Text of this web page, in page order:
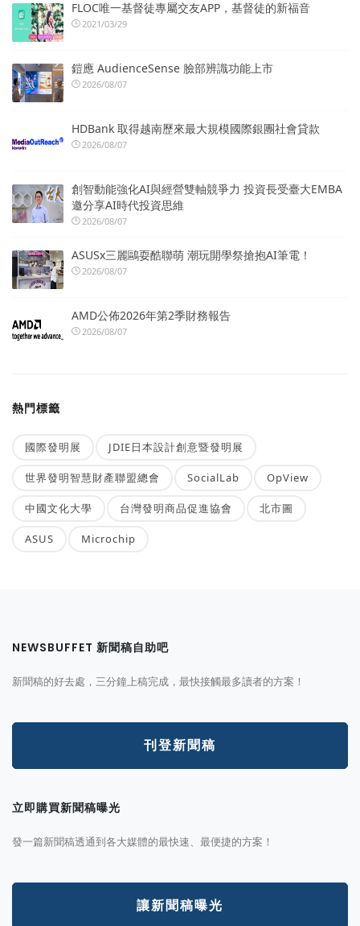
FLOC唯一基督徒專屬交友APP，基督徒的新福音
2021/03/29
鎧應 AudienceSense 臉部辨識功能上市
2026/08/07
HDBank 取得越南歷來最大規模國際銀團社會貸款
2026/08/07
創智動能強化AI與經營雙軸競爭力 投資長受臺大EMBA
邀分享AI時代投資思維
2026/08/07
ASUSx三麗鷗耍酷聯萌 潮玩開學祭搶抱AI筆電！
2026/08/07
AMD公佈2026年第2季財務報告
2026/08/07
熱門標籤
國際發明展 JDIE日本設計創意暨發明展
世界發明智慧財產聯盟總會 SocialLab OpView
中國文化大學 台灣發明商品促進協會 北市圖
ASUS Microchip
NEWSBUFFET 新聞稿自助吧
新聞稿的好去處，三分鐘上稿完成，最快接觸最多讀者的方案！
刊登新聞稿
立即購買新聞稿曝光
發一篇新聞稿透通到各大媒體的最快速、最便捷的方案！
讓新聞稿曝光